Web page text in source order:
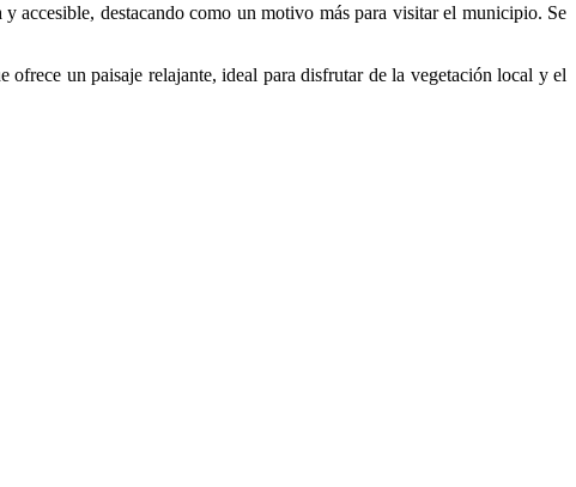
accesible, destacando como un motivo más para visitar el municipio. Se
un paisaje relajante, ideal para disfrutar de la vegetación local y el